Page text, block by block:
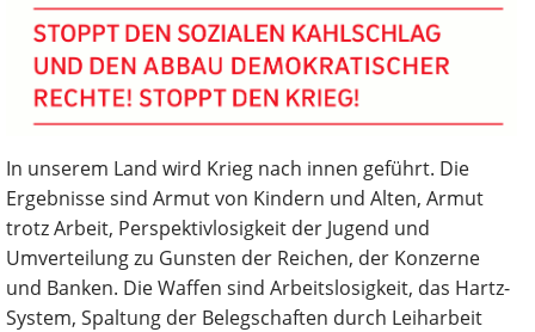
In unserem Land wird Krieg nach innen geführt. Die
Ergebnisse sind Armut von Kindern und Alten, Armut
trotz Arbeit, Perspektivlosigkeit der Jugend und
Umverteilung zu Gunsten der Reichen, der Konzerne
und Banken. Die Waffen sind Arbeitslosigkeit, das Hartz-
System, Spaltung der Belegschaften durch Leiharbeit